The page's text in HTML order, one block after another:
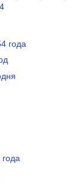
года